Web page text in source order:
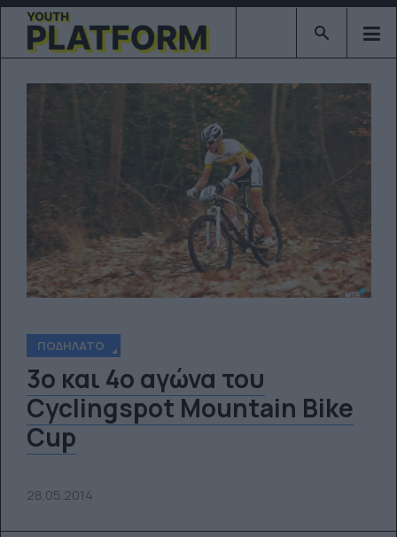
Type 2 or
ΠΟΔΉΛΑΤΟ
3ο και 4ο αγώνα του
Cyclingspot Mountain Bike
Cup
28.05.2014